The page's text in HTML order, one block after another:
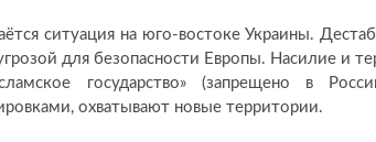
ситуация на юго-востоке Украины.
для безопасности Европы. Насилие и
государство» (запрещено в
охватывают новые территории.